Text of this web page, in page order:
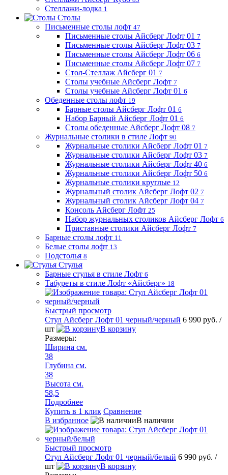
Стеллажи-лодка 1
Столы
Письменные столы лофт 47
Письменные столы Айсберг Лофт 01 7
Письменные столы Айсберг Лофт 03 7
Письменные столы Айсберг Лофт 06 6
Письменные столы Айсберг Лофт 07 7
Стол-Стеллаж Айсберг 01 7
Столы учебные Айсберг Лофт 7
Столы учебные Айсберг Лофт 01 6
Обеденные столы лофт 19
Барные столы Айсберг Лофт 01 6
Набор Барный Айсберг Лофт 01 6
Столы обеденные Айсберг Лофт 08 7
Журнальные столики в стиле Лофт 90
Журнальные столики Айсберг Лофт 01 7
Журнальные столики Айсберг Лофт 03 7
Журнальные столики Айсберг Лофт 40 6
Журнальные столики Айсберг Лофт 50 6
Журнальные столики круглые 12
Журнальный столик Айсберг Лофт 02 7
Журнальный столик Айсберг Лофт 04 7
Консоль Айсберг Лофт 25
Набор журнальных столиков Айсберг Лофт 6
Приставные столики Айсберг Лофт 7
Барные столы лофт 11
Белые столы лофт 13
Подстолья 8
Стулья
Барные стулья в стиле Лофт 6
Табуреты в стиле Лофт «Айсберг» 18
Быстрый просмотр
Стул Айсберг Лофт 01 черный/черный 6 990 руб. /
шт
В корзину
Размеры:
Ширина см.
38
Глубина см.
38
Высота см.
58,5
Подробнее
Купить в 1 клик Сравнение
В избранное
В наличии
Быстрый просмотр
Стул Айсберг Лофт 01 черный/белый 6 990 руб. /
шт
В корзину